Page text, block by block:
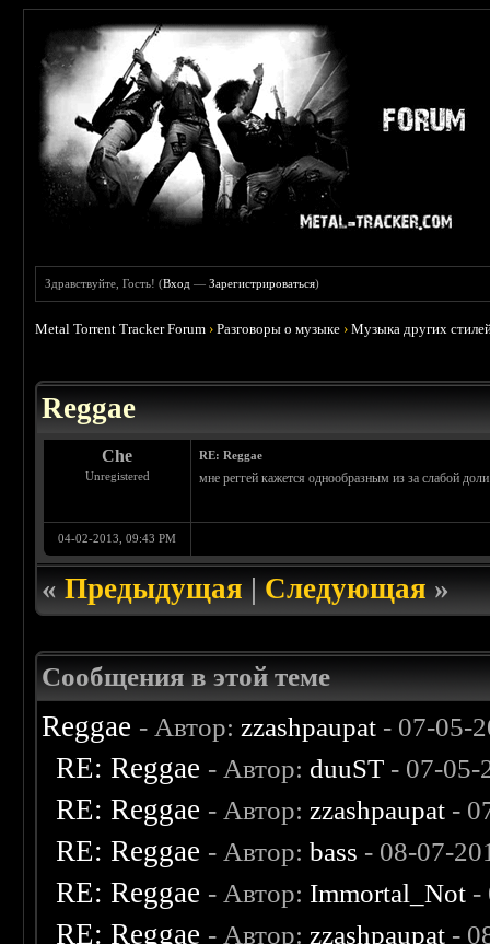
Здравствуйте, Гость! (Вход —Зарегистрироваться)
Metal Torrent Tracker Forum ›Разговоры о музыке ›Музыка других
Reggae
Che
Unregistered
RE: Reggae
мне реггей кажется однообразным из за слабой
04-02-2013, 09:43 PM
«Предыдущая|Следующая»
Сообщения в этой теме
Reggae - Автор: zzashpaupat - 07-05-
RE: Reggae - Автор: duuST - 07-05-
RE: Reggae - Автор: zzashpaupat -
RE: Reggae - Автор:bass - 08-07-
RE: Reggae - Автор: Immortal_Not -
RE: Reggae - Автор: zzashpaupat -